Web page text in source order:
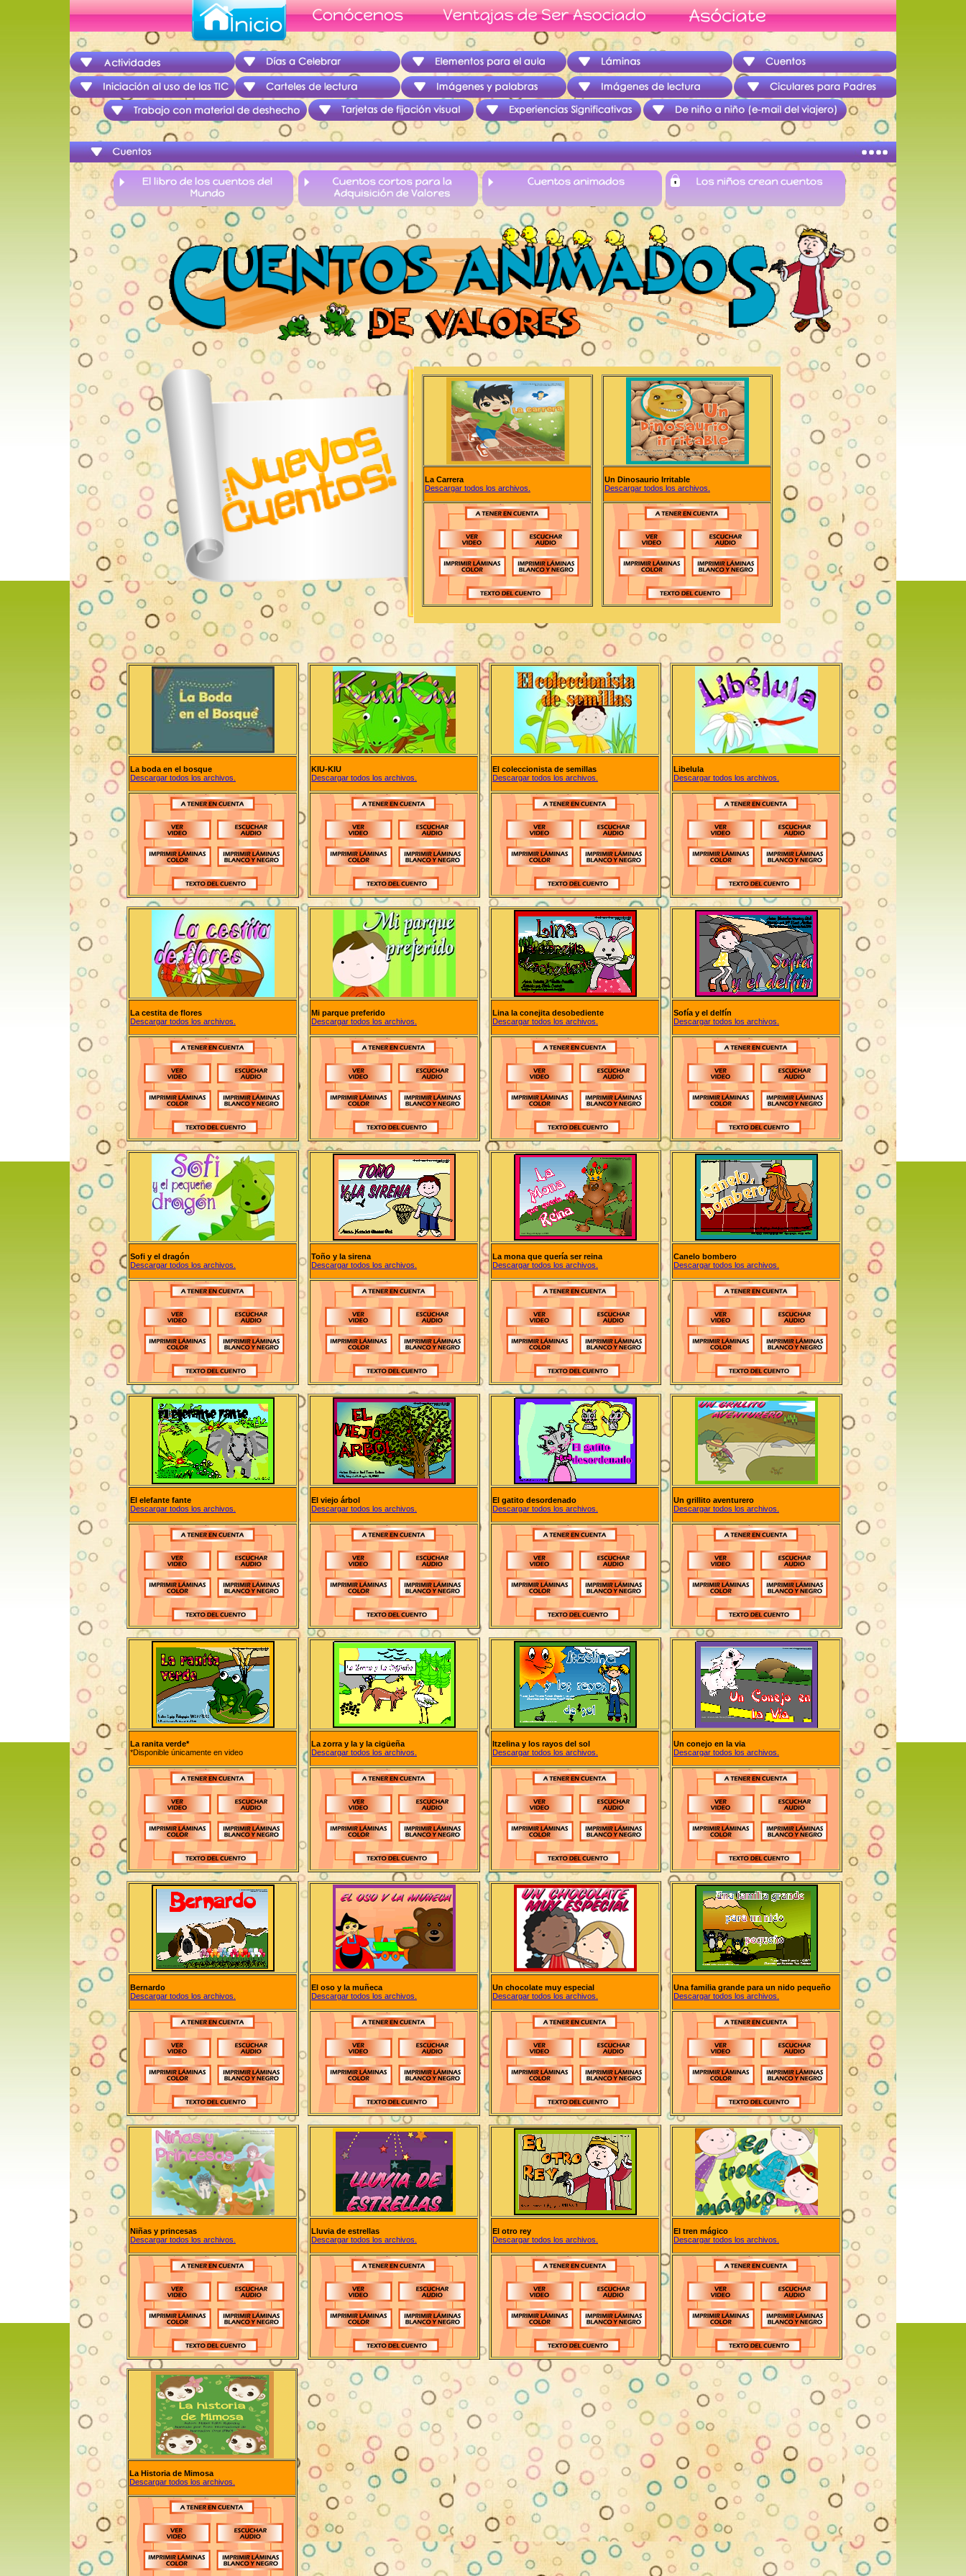
La Carrera
Descargar todos los archivos.
Un Dinosaurio Irritable
Descargar todos los archivos.
La boda en el bosque
Descargar todos los archivos.
KIU-KIU
Descargar todos los archivos.
El coleccionista de semillas
Descargar todos los archivos.
Libelula
Descargar todos los archivos.
La cestita de flores
Descargar todos los archivos.
Mi parque preferido
Descargar todos los archivos.
Lina la conejita desobediente
Descargar todos los archivos.
Sofía y el delfín
Descargar todos los archivos.
Sofi y el dragón
Descargar todos los archivos.
Toño y la sirena
Descargar todos los archivos.
La mona que quería ser reina
Descargar todos los archivos.
Canelo bombero
Descargar todos los archivos.
El elefante fante
Descargar todos los archivos.
El viejo árbol
Descargar todos los archivos.
El gatito desordenado
Descargar todos los archivos.
Un grillito aventurero
Descargar todos los archivos.
La ranita verde*
*Disponible únicamente en video
La zorra y la y la cigüeña
Descargar todos los archivos.
Itzelina y los rayos del sol
Descargar todos los archivos.
Un conejo en la via
Descargar todos los archivos.
Bernardo
Descargar todos los archivos.
El oso y la muñeca
Descargar todos los archivos.
Un chocolate muy especial
Descargar todos los archivos.
Una familia grande para un nido pequeño
Descargar todos los archivos.
Niñas y princesas
Descargar todos los archivos.
Lluvia de estrellas
Descargar todos los archivos.
El otro rey
Descargar todos los archivos.
El tren mágico
Descargar todos los archivos.
La Historia de Mimosa
Descargar todos los archivos.